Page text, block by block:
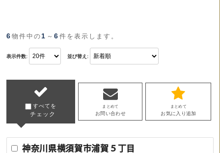
6 物件中の1 ～6 件を表示します。
表示件数: 並び替え:
すべてを
チェック
まとめて
お問い合わせ
まとめて
お気に入り追加
神奈川県横須賀市浦賀５丁目